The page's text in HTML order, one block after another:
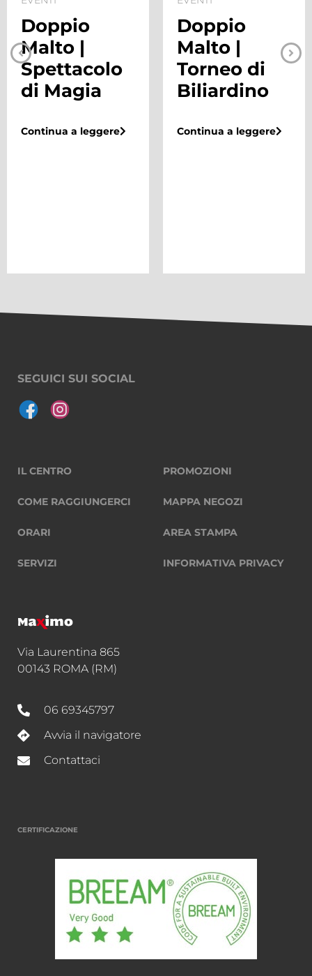
Doppio
Malto |
Spettacolo
di Magia
Continua a leggere
Doppio
Malto |
Torneo di
Biliardino
Continua a leggere
SEGUICI SUI SOCIAL
IL CENTRO
COME RAGGIUNGERCI
ORARI
SERVIZI
PROMOZIONI
MAPPA NEGOZI
AREA STAMPA
INFORMATIVA PRIVACY
Via Laurentina 865
00143 ROMA (RM)
06 69345797
Avvia il navigatore
Contattaci
CERTIFICAZIONE